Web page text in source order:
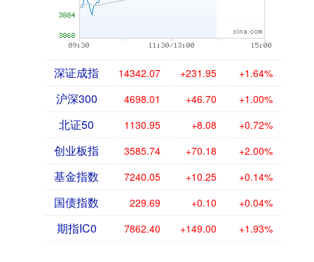
深证成指 14342.07 +231.95 +1.64%
沪深300 4698.01 +46.70 +1.00%
北证50 1130.95 +8.08 +0.72%
创业板指 3585.74 +70.18 +2.00%
基金指数 7240.05 +10.25 +0.14%
国债指数 229.69 +0.10 +0.04%
期指IC0 7862.40 +149.00 +1.93%